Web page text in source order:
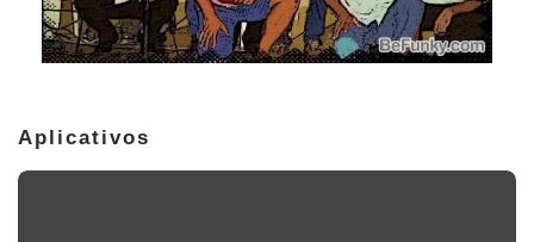
Aplicativos